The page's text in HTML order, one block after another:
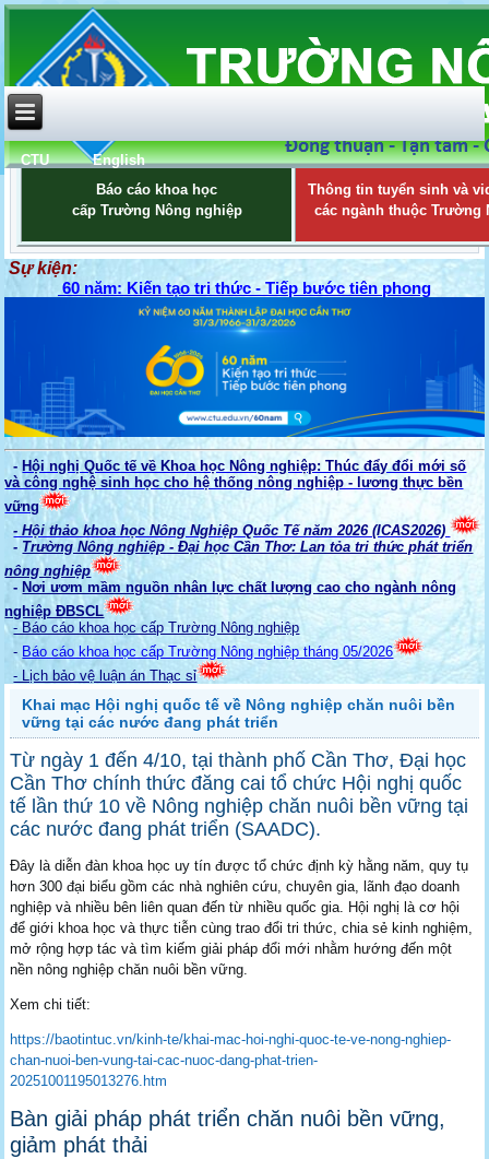
CTU
English
Báo cáo khoa học
cấp Trường Nông nghiệp
Thông tin tuyển sinh và
các ngành thuộc Trường
Sự kiện:
60 năm: Kiến tạo tri thức - Tiếp bước tiên phong
- Hội nghị Quốc tế về Khoa học Nông nghiệp: Thúc đẩy đổi mới số
và công nghệ sinh học cho hệ thống nông nghiệp - lương thực bền
vững
- Hội thảo khoa học Nông Nghiệp Quốc Tế năm 2026 (ICAS2026)
- Trường Nông nghiệp - Đại học Cần Thơ: Lan tỏa tri thức phát triển
nông nghiệp
- Nơi ươm mầm nguồn nhân lực chất lượng cao cho ngành nông
nghiệp ĐBSCL
- Báo cáo khoa học cấp Trường Nông nghiệp
- Báo cáo khoa học cấp Trường Nông nghiệp tháng 05/2026
- Lịch bảo vệ luận án Thạc sỉ
Khai mạc Hội nghị quốc tế về Nông nghiệp chăn nuôi bền
vững tại các nước đang phát triển
Từ ngày 1 đến 4/10, tại thành phố Cần Thơ, Đại học
Cần Thơ chính thức đăng cai tổ chức Hội nghị quốc
tế lần thứ 10 về Nông nghiệp chăn nuôi bền vững tại
các nước đang phát triển (SAADC).
Đây là diễn đàn khoa học uy tín được tổ chức định kỳ hằng năm, quy tụ
hơn 300 đại biểu gồm các nhà nghiên cứu, chuyên gia, lãnh đạo doanh
nghiệp và nhiều bên liên quan đến từ nhiều quốc gia. Hội nghị là cơ hội
để giới khoa học và thực tiễn cùng trao đổi tri thức, chia sẻ kinh nghiệm,
mở rộng hợp tác và tìm kiếm giải pháp đổi mới nhằm hướng đến một
nền nông nghiệp chăn nuôi bền vững.
Xem chi tiết:
https://baotintuc.vn/kinh-te/khai-mac-hoi-nghi-quoc-te-ve-nong-nghiep-
chan-nuoi-ben-vung-tai-cac-nuoc-dang-phat-trien-
20251001195013276.htm
Bàn giải pháp phát triển chăn nuôi bền vững,
giảm phát thải